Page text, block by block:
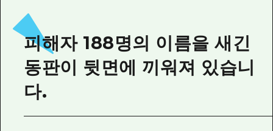
사진 다운로드
재해가 발생했을 때의 교통 정보
피해자 188명의 이름을 새긴
동판이 뒷면에 끼워져 있습니
다.